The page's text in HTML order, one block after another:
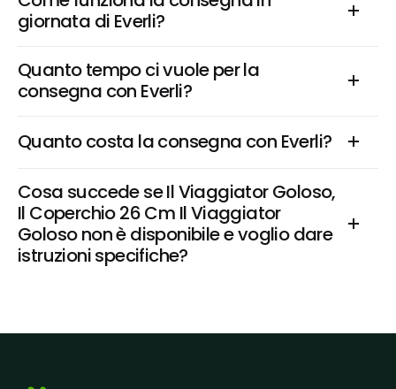
giornata di Everli?
Quanto tempo ci vuole per la
consegna con Everli?
Quanto costa la consegna con Everli?
Cosa succede se Il Viaggiator Goloso,
Il Coperchio 26 Cm Il Viaggiator
Goloso non è disponibile e voglio dare
istruzioni specifiche?